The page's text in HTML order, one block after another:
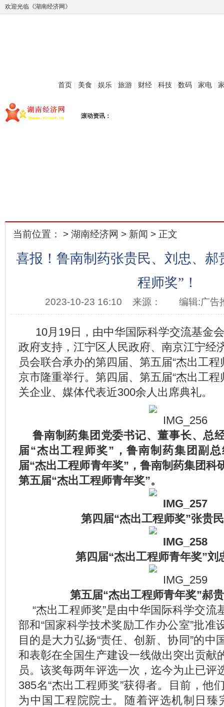
欢迎光临《湖南经济网》
首页 | 美食 | 娱乐 | 旅游 | 财经 | 科技 | 数码 | 家电 |
滚动资讯：
当前位置： > 湖南经济网 > 新闻 > 正文
喜报！鲁南制药张贵民、刘忠、郝
程师奖”！
2023-10-23 16:10 来源： 编辑:广告
10月19日，由中华国际科学交流基金
政府支持，江宁区人民政府、南京江宁经
员会联合承办的第四届、第五届“杰出工程
京市隆重举行。第四届、第五届“杰出工程
关企业、媒体代表近300余人出席典礼。
鲁南制药集团党委书记、董事长、总
届“杰出工程师奖”，鲁南制药集团副
届“杰出工程师青年奖”，鲁南制药集团科
第五届“杰出工程师青年奖”。
第四届“杰出工程师奖”张贵
第四届“杰出工程师青年奖”刘
第五届“杰出工程师青年奖”郝
“杰出工程师奖”是由中华国际科学交流
部和“国家科学技术奖励工作办公室”批准
目的是大力弘扬“责任、创新、协同”的中
和表彰在全国生产建设一线做出突出贡献
员。该奖每两年评选一次，迄今为止已评
385名“杰出工程师奖”获得者。目前，他
为中国工程院院士。随着评选机制日臻